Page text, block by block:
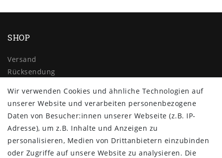
SHOP
Versand
Rücksendung
Impressum
Daten­schutz­erklärung
AGB
Kontakt
ZAHLUNG & VERSAND
Wir verwenden Cookies und ähnliche Technologien auf
unserer Website und verarbeiten personenbezogene
Daten von Besucher:innen unserer Webseite (z.B. IP-
Adresse), um z.B. Inhalte und Anzeigen zu
personalisieren, Medien von Drittanbietern einzubinden
oder Zugriffe auf unsere Website zu analysieren. Die